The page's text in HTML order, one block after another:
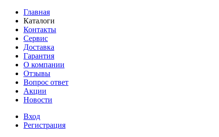
Главная
Каталоги
Контакты
Сервис
Доставка
Гарантия
О компании
Отзывы
Вопрос ответ
Акции
Новости
Вход
Регистрация